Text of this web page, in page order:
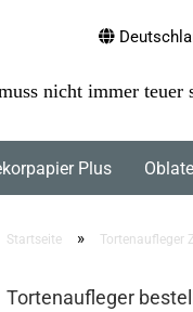
nicht immer teuer
Plus
Startseite » Tortenaufleger
Tortenaufleger